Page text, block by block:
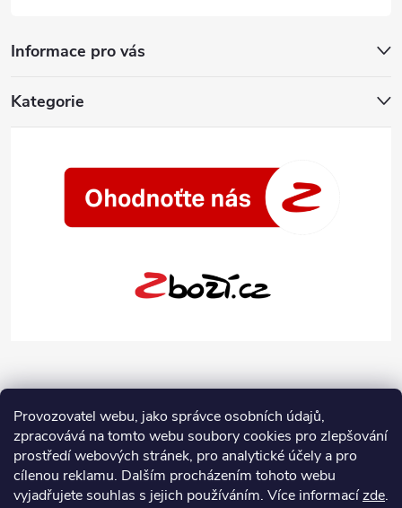
Provozovatel webu, jako správce osobních údajů,
zpracovává na tomto webu soubory cookies pro zlepšování
prostředí webových stránek, pro analytické účely a pro
cílenou reklamu. Dalším procházením tohoto webu
vyjadřujete souhlas s jejich používáním. Více informacízde.
Informace pro vás
Kategorie